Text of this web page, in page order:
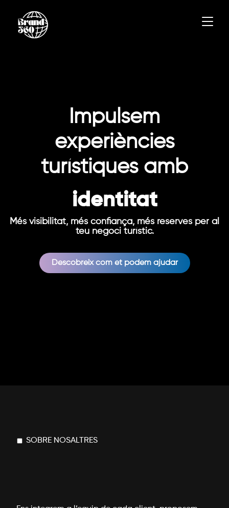
Impulsem
experiències
turístiques amb
identitat
Més visibilitat, més confiança, més reserves per al
teu negoci turístic.
Descobreix com et podem ajudar
SOBRE NOSALTRES